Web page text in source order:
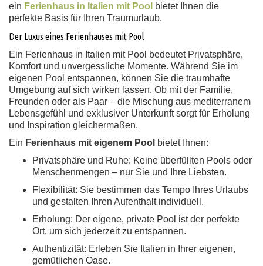
ein Ferienhaus in Italien mit Pool
bietet Ihnen die
perfekte Basis für Ihren Traumurlaub.
Der Luxus eines Ferienhauses mit Pool
Ein Ferienhaus in Italien mit Pool bedeutet Privatsphäre,
Komfort und unvergessliche Momente. Während Sie im
eigenen Pool entspannen, können Sie die traumhafte
Umgebung auf sich wirken lassen. Ob mit der Familie,
Freunden oder als Paar – die Mischung aus mediterranem
Lebensgefühl und exklusiver Unterkunft sorgt für Erholung
und Inspiration gleichermaßen.
Ein Ferienhaus mit eigenem Pool bietet Ihnen:
Privatsphäre und Ruhe: Keine überfüllten Pools oder
Menschenmengen – nur Sie und Ihre Liebsten.
Flexibilität: Sie bestimmen das Tempo Ihres Urlaubs
und gestalten Ihren Aufenthalt individuell.
Erholung: Der eigene, private Pool ist der perfekte
Ort, um sich jederzeit zu entspannen.
Authentizität: Erleben Sie Italien in Ihrer eigenen,
gemütlichen Oase.